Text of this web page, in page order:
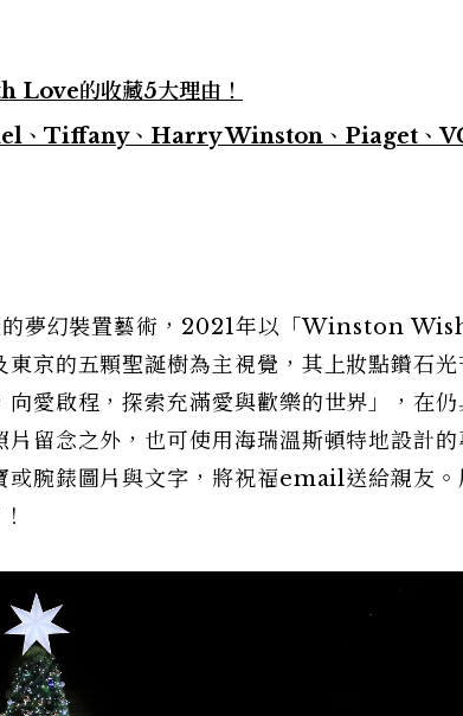
Love的收藏5大理由！
、Tiffany、Harry Winston、Piaget、
的夢幻裝置藝術，2021年以「Winston
京的五顆聖誕樹為主視覺，其上妝點鑽石
愛啟程，探索充滿愛與歡樂的世界」，在
留念之外，也可使用海瑞溫斯頓特地設計
或腕錶圖片與文字，將祝福email送給親友。